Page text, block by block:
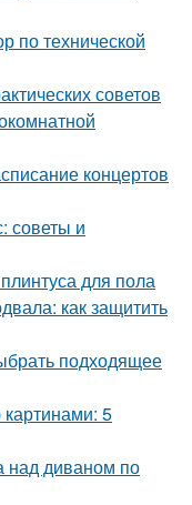
по технической
советов
концертов
советы и
для пола
как защитить
подходящее
5
над диваном по